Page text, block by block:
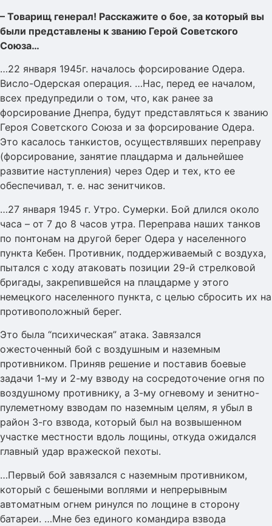
– Товарищ генерал! Расскажите о бое, за который вы
были представлены к званию Герой Советского
Союза…
…22 января 1945г. началось форсирование Одера.
Висло-Одерская операция. …Нас, перед ее началом,
всех предупредили о том, что, как ранее за
форсирование Днепра, будут представляться к званию
Героя Советского Союза и за форсирование Одера.
Это касалось танкистов, осуществлявших переправу
(форсирование, занятие плацдарма и дальнейшее
развитие наступления) через Одер и тех, кто ее
обеспечивал, т. е. нас зенитчиков.
…27 января 1945 г. Утро. Сумерки. Бой длился около
часа – от 7 до 8 часов утра. Переправа наших танков
по понтонам на другой берег Одера у населенного
пункта Кебен. Противник, поддерживаемый с воздуха,
пытался с ходу атаковать позиции 29-й стрелковой
бригады, закрепившейся на плацдарме у этого
немецкого населенного пункта, с целью сбросить их на
противоположный берег.
Это была “психическая” атака. Завязался
ожесточенный бой с воздушным и наземным
противником. Приняв решение и поставив боевые
задачи 1-му и 2-му взводу на сосредоточение огня по
воздушному противнику, а 3-му огневому и зенитно-
пулеметному взводам по наземным целям, я убыл в
район 3-го взвода, который был на возвышенном
участке местности вдоль лощины, откуда ожидался
главный удар вражеской пехоты.
…Первый бой завязался с наземным противником,
который с бешеными воплями и непрерывным
автоматным огнем ринулся по лощине в сторону
батареи. …Мне без единого командира взвода